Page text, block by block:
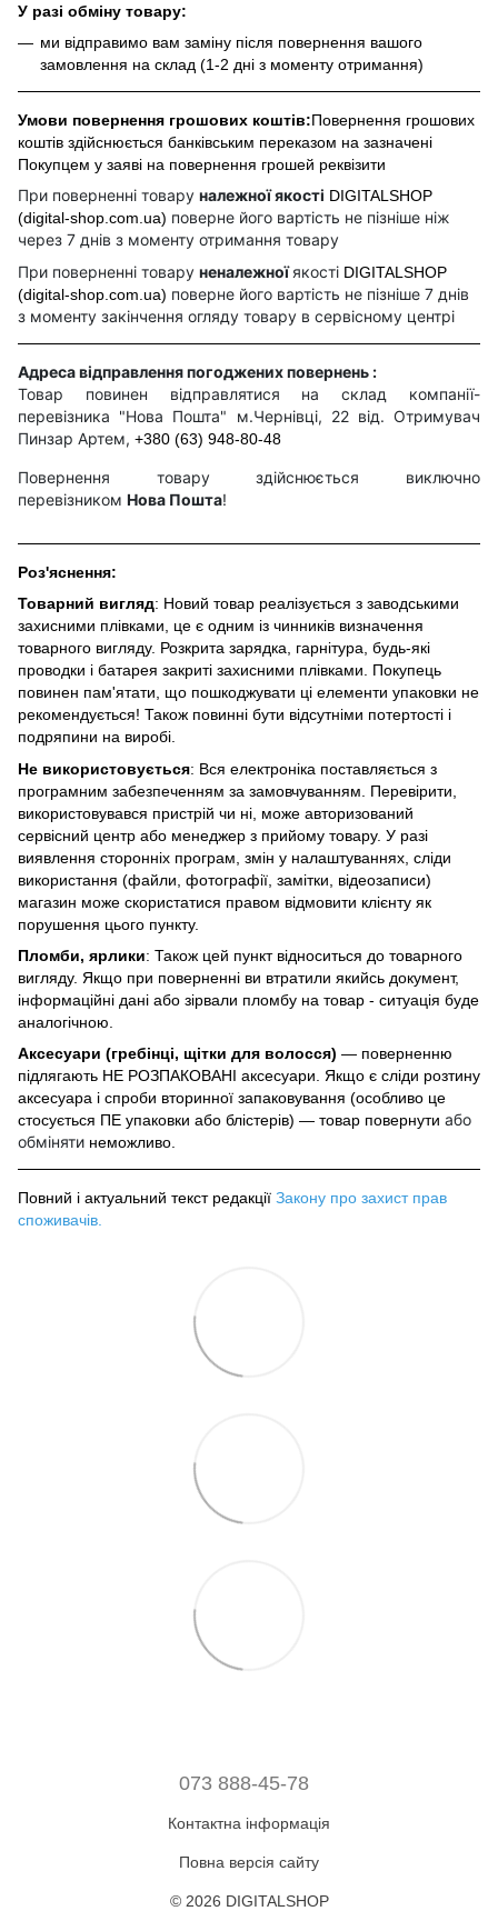
У разі обміну товару:
ми відправимо вам заміну після повернення вашого
замовлення на склад (1-2 дні з моменту отримання)
Умови повернення грошових коштів:Повернення грошових
коштів здійснюється банківським переказом на зазначені
Покупцем у заяві на повернення грошей реквізити
При поверненні товару належної якості DIGITALSHOP
(digital-shop.com.ua) поверне його вартість не пізніше ніж
через 7 днів з моменту отримання товару
При поверненні товару неналежноїякості DIGITALSHOP
(digital-shop.com.ua) поверне його вартість не пізніше 7 днів
з моменту закінчення огляду товару в сервісному центрі
Адреса відправлення погоджених повернень :
Товар повинен відправлятися на склад компанії-
перевізника "Нова Пошта" м.Чернівці, 22 від. Отримувач
Пинзар Артем, +380 (63) 948-80-48
Повернення товару здійснюється виключно
перевізником Нова Пошта!
Роз'яснення:
Товарний вигляд: Новий товар реалізується з заводськими
захисними плівками, це є одним із чинників визначення
товарного вигляду. Розкрита зарядка, гарнітура, будь-які
проводки і батарея закриті захисними плівками. Покупець
повинен пам'ятати, що пошкоджувати ці елементи упаковки не
рекомендується! Також повинні бути відсутніми потертості і
подряпини на виробі.
Не використовується: Вся електроніка поставляється з
програмним забезпеченням за замовчуванням. Перевірити,
використовувався пристрій чи ні, може авторизований
сервісний центр або менеджер з прийому товару. У разі
виявлення сторонніх програм, змін у налаштуваннях, сліди
використання (файли, фотографії, замітки, відеозаписи)
магазин може скористатися правом відмовити клієнту як
порушення цього пункту.
Пломби, ярлики: Також цей пункт відноситься до товарного
вигляду. Якщо при поверненні ви втратили якийсь документ,
інформаційні дані або зірвали пломбу на товар - ситуація буде
аналогічною.
Аксесуари (гребінці, щітки для волосся) — поверненню
підлягають НЕ РОЗПАКОВАНІ аксесуари. Якщо є сліди розтину
аксесуара і спроби вторинної запаковування (особливо це
стосується ПЕ упаковки або блістерів) — товар повернути або
обміняти неможливо.
Повний і актуальний текст редакції Закону про захист прав
споживачів.
073 888-45-78
Контактна інформація
Повна версія сайту
© 2026 DIGITALSHOP